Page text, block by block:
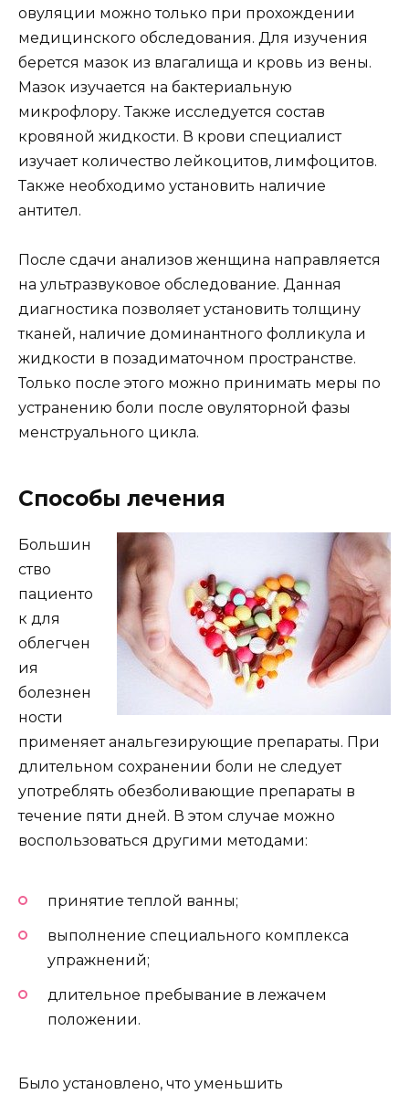
овуляции можно только при прохождении
медицинского обследования. Для изучения
берется мазок из влагалища и кровь из вены.
Мазок изучается на бактериальную
микрофлору. Также исследуется состав
кровяной жидкости. В крови специалист
изучает количество лейкоцитов, лимфоцитов.
Также необходимо установить наличие
антител.
После сдачи анализов женщина направляется
на ультразвуковое обследование. Данная
диагностика позволяет установить толщину
тканей, наличие доминантного фолликула и
жидкости в позадиматочном пространстве.
Только после этого можно принимать меры по
устранению боли после овуляторной фазы
менструального цикла.
Способы лечения
Большин
ство
пациенто
к для
облегчен
ия
болезнен
ности
применяет анальгезирующие препараты. При
длительном сохранении боли не следует
употреблять обезболивающие препараты в
течение пяти дней. В этом случае можно
воспользоваться другими методами:
принятие теплой ванны;
выполнение специального комплекса
упражнений;
длительное пребывание в лежачем
положении.
Было установлено, что уменьшить